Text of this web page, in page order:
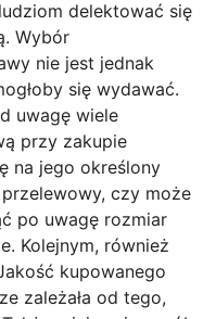
delektować się
Wybór
nie jest jednak
się wydawać.
uwagę wiele
przy zakupie
na jego określony
czy może
po uwagę rozmiar
Kolejnym, również
kupowanego
zależała od tego,